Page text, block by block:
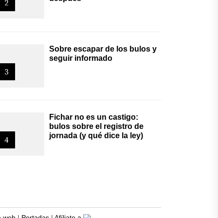
2
3
Sobre escapar de los bulos y
seguir informado
4
Fichar no es un castigo:
bulos sobre el registro de
jornada (y qué dice la ley)